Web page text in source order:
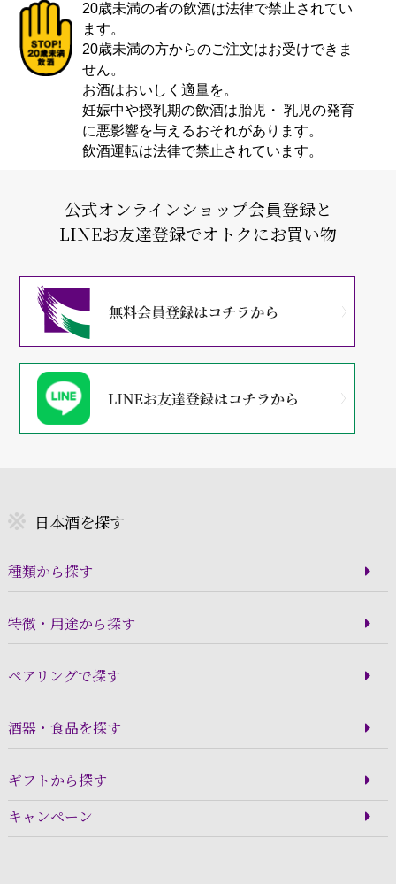
20歳未満の者の飲酒は法律で禁止されてい
ます。
20歳未満の方からのご注文はお受けできま
せん。
お酒はおいしく適量を。
妊娠中や授乳期の飲酒は胎児・ 乳児の発育
に悪影響を与えるおそれがあります。
飲酒運転は法律で禁止されています。
公式オンラインショップ会員登録と
LINEお友達登録でオトクにお買い物
日本酒を探す
種類から探す
特徴・用途から探す
ペアリングで探す
酒器・食品を探す
ギフトから探す
キャンペーン